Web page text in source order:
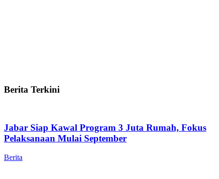
Berita Terkini
Jabar Siap Kawal Program 3 Juta Rumah, Fokus
Pelaksanaan Mulai September
Berita